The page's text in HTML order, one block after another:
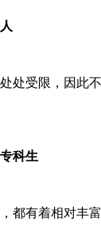
处受限，因此
科生
都有着相对丰